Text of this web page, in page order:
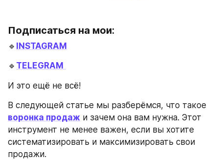
Подписаться на мои:
🔹 INSTAGRAM
🔹 TELEGRAM
И это ещё не всё!
воронка продаж и зачем она вам нужна. Этот
инструмент не менее важен, если вы хотите
систематизировать и максимизировать свои
продажи.